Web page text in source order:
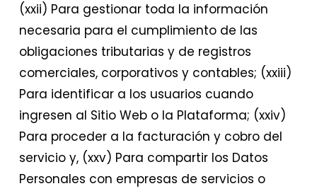
(xxii) Para gestionar toda la información
necesaria para el cumplimiento de las
obligaciones tributarias y de registros
comerciales, corporativos y contables; (xxiii)
Para identificar a los usuarios cuando
ingresen al Sitio Web o la Plataforma; (xxiv)
Para proceder a la facturación y cobro del
servicio y, (xxv) Para compartir los Datos
Personales con empresas de servicios o